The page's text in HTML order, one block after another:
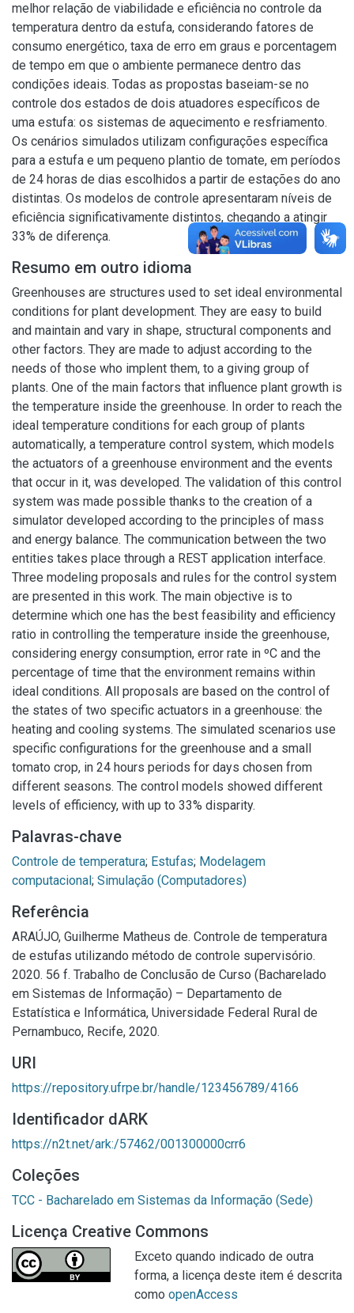
melhor relação de viabilidade e eficiência no controle da
temperatura dentro da estufa, considerando fatores de
consumo energético, taxa de erro em graus e porcentagem
de tempo em que o ambiente permanece dentro das
condições ideais. Todas as propostas baseiam-se no
controle dos estados de dois atuadores específicos de
uma estufa: os sistemas de aquecimento e resfriamento.
Os cenários simulados utilizam configurações específica
para a estufa e um pequeno plantio de tomate, em períodos
de 24 horas de dias escolhidos a partir de estações do ano
distintas. Os modelos de controle apresentaram níveis de
eficiência significativamente distintos, chegando a atingir
33% de diferença.
Resumo em outro idioma
Greenhouses are structures used to set ideal environmental
conditions for plant development. They are easy to build
and maintain and vary in shape, structural components and
other factors. They are made to adjust according to the
needs of those who implent them, to a giving group of
plants. One of the main factors that influence plant growth is
the temperature inside the greenhouse. In order to reach the
ideal temperature conditions for each group of plants
automatically, a temperature control system, which models
the actuators of a greenhouse environment and the events
that occur in it, was developed. The validation of this control
system was made possible thanks to the creation of a
simulator developed according to the principles of mass
and energy balance. The communication between the two
entities takes place through a REST application interface.
Three modeling proposals and rules for the control system
are presented in this work. The main objective is to
determine which one has the best feasibility and efficiency
ratio in controlling the temperature inside the greenhouse,
considering energy consumption, error rate in ºC and the
percentage of time that the environment remains within
ideal conditions. All proposals are based on the control of
the states of two specific actuators in a greenhouse: the
heating and cooling systems. The simulated scenarios use
specific configurations for the greenhouse and a small
tomato crop, in 24 hours periods for days chosen from
different seasons. The control models showed different
levels of efficiency, with up to 33% disparity.
Palavras-chave
Controle de temperatura; Estufas; Modelagem
computacional; Simulação (Computadores)
Referência
ARAÚJO, Guilherme Matheus de. Controle de temperatura
de estufas utilizando método de controle supervisório.
2020. 56 f. Trabalho de Conclusão de Curso (Bacharelado
em Sistemas de Informação) – Departamento de
Estatística e Informática, Universidade Federal Rural de
Pernambuco, Recife, 2020.
URI
https://repository.ufrpe.br/handle/123456789/4166
Identificador dARK
https://n2t.net/ark:/57462/001300000crr6
Coleções
TCC - Bacharelado em Sistemas da Informação (Sede)
Licença Creative Commons
Exceto quando indicado de outra
forma, a licença deste item é descrita
como openAccess